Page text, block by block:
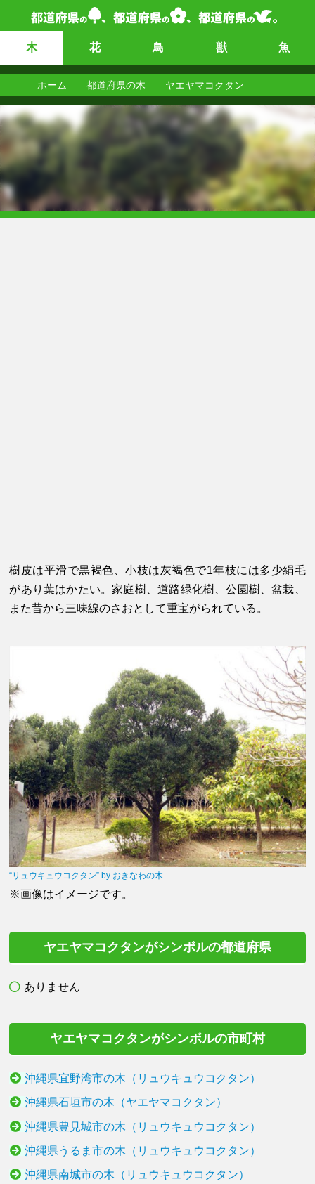
木 花 鳥 獣 魚
ホーム 都道府県の木 ヤエヤマコクタン
樹皮は平滑で黒褐色、小枝は灰褐色で1年枝には多少絹毛
があり葉はかたい。家庭樹、道路緑化樹、公園樹、盆栽、
また昔から三味線のさおとして重宝がられている。
“リュウキュウコクタン” by おきなわの木
※画像はイメージです。
ヤエヤマコクタンがシンボルの都道府県
ありません
ヤエヤマコクタンがシンボルの市町村
沖縄県宜野湾市の木（リュウキュウコクタン）
沖縄県石垣市の木（ヤエヤマコクタン）
沖縄県豊見城市の木（リュウキュウコクタン）
沖縄県うるま市の木（リュウキュウコクタン）
沖縄県南城市の木（リュウキュウコクタン）